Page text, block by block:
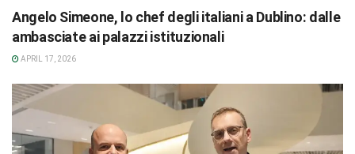
Angelo Simeone, lo chef degli italiani a Dublino: dalle
ambasciate ai palazzi istituzionali
APRIL 17, 2026